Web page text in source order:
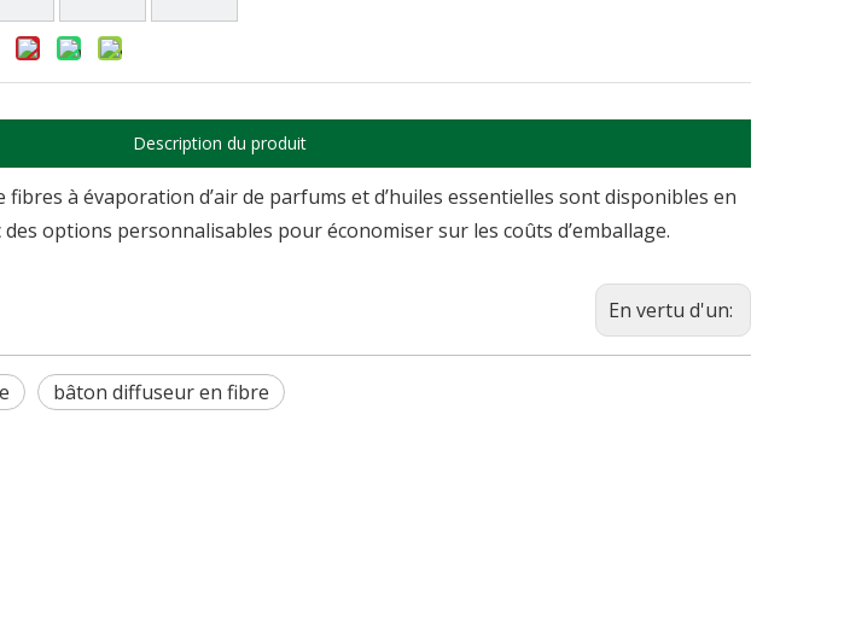
Description du produit
à évaporation d’air de parfums et d’huiles essentielles sont disponibles en
options personnalisables pour économiser sur les coûts d’emballage.
En vertu d'un:
bâton diffuseur en fibre